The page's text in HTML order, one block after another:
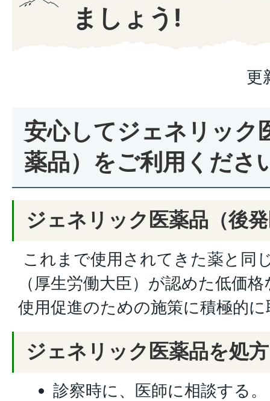
ましょう!
更
安心してジェネリック
薬品）をご利用くださ
ジェネリック医薬品（後
これまで使用されてきた薬と同
（厚生労働大臣）が認めた低価
使用促進のための施策に積極的
ジェネリック医薬品を処
診察時に、医師に相談する。